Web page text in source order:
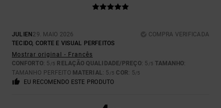
JULIEN 29. MAIO 2026
COMPRA VERIFICADA
TECIDO, CORTE E VISUAL PERFEITOS
Mostrar original - Francês
CONFORTO: 5 /5 RELAÇÃO QUALIDADE/PREÇO: 5 /5 TAMANHO:
TAMANHO PERFEITO MATERIAL: 5 /5 COR: 5/5
EU RECOMENDO ESTE PRODUTO